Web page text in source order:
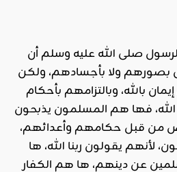
صلى الله عليه وسلم أن
بصورهم ولا بأجسادهم، ولكن
بالله، وبالتزامهم بأحكام
فها هم المسلمون يذبحون
من قبل حكامهم وأعدائهم،
لأنهم يقولون ربنا الله، ها
عن دينهم، ها هم الكفار